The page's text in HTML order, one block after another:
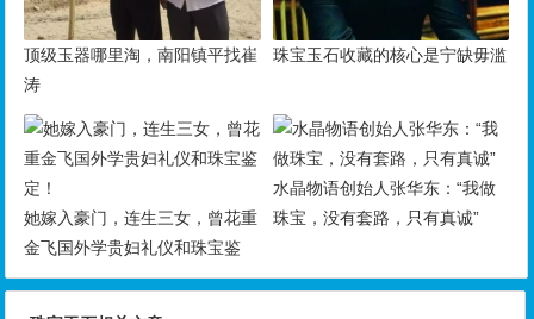
顶级玉器哪里淘，南阳镇平找崔
涛
珠宝玉石收藏的核心是宁缺毋滥
她嫁入豪门，连生三女，曾花重
金飞国外学贵妇礼仪和珠宝鉴
定！
水晶物语创始人张华东：“我做
珠宝，没有套路，只有真诚”